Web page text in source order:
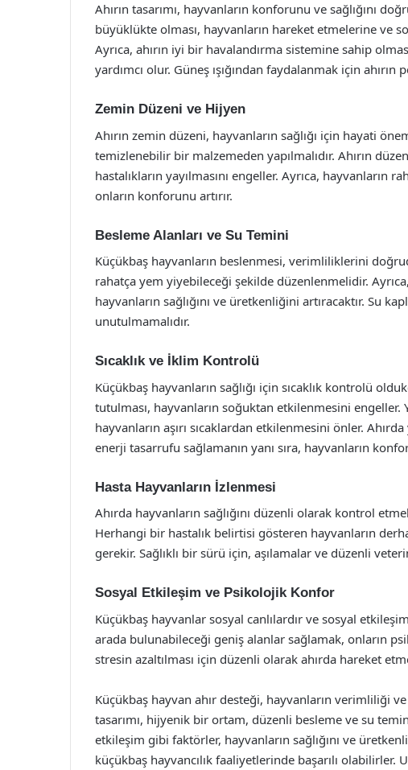
Ahırın tasarımı, hayvanların konforunu ve sağlığını
büyüklükte olması, hayvanların hareket etmelerine ve
Ayrıca, ahırın iyi bir havalandırma sistemine sahip
yardımcı olur. Güneş ışığından faydalanmak için
Zemin Düzeni ve Hijyen
Ahırın zemin düzeni, hayvanların sağlığı için hayati
temizlenebilir bir malzemeden yapılmalıdır. Ahırın
hastalıkların yayılmasını engeller. Ayrıca,
onların konforunu artırır.
Besleme Alanları ve Su Temini
Küçükbaş hayvanların beslenmesi, verimliliklerini
rahatça yem yiyebileceği şekilde düzenlenmelidir.
hayvanların sağlığını ve üretkenliğini artıracaktır. Su
unutulmamalıdır.
Sıcaklık ve İklim Kontrolü
Küçükbaş hayvanların sağlığı için sıcaklık kontrolü
tutulması, hayvanların soğuktan etkilenmesini engeller.
hayvanların aşırı sıcaklardan etkilenmesini önler.
enerji tasarrufu sağlamanın yanı sıra, hayvanların
Hasta Hayvanların İzlenmesi
Ahırda hayvanların sağlığını düzenli olarak kontrol
Herhangi bir hastalık belirtisi gösteren hayvanların
gerekir. Sağlıklı bir sürü için, aşılamalar ve düzenli
Sosyal Etkileşim ve Psikolojik Konfor
Küçükbaş hayvanlar sosyal canlılardır ve sosyal
arada bulunabileceği geniş alanlar sağlamak, onların
stresin azaltılması için düzenli olarak ahırda hareket
Küçükbaş hayvan ahır desteği, hayvanların verimliliği
tasarımı, hijyenik bir ortam, düzenli besleme ve su
etkileşim gibi faktörler, hayvanların sağlığını ve
küçükbaş hayvancılık faaliyetlerinde başarılı olabilirler.